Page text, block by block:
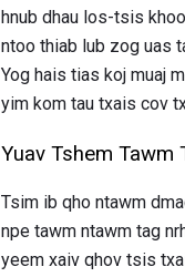
hnub dhau los-tsis
ntoo thiab lub zog uas
Yog hais tias koj muaj
yim kom tau txais cov
Yuav Tshem Tawm
Tsim ib qho ntawm
npe tawm ntawm tag
yeem xaiv qhov tsis